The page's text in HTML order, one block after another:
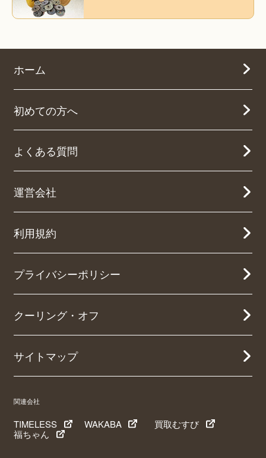
ホーム
初めての方へ
よくある質問
運営会社
利用規約
プライバシーポリシー
クーリング・オフ
サイトマップ
関連会社
TIMELESS WAKABA
買取むすび
福ちゃん